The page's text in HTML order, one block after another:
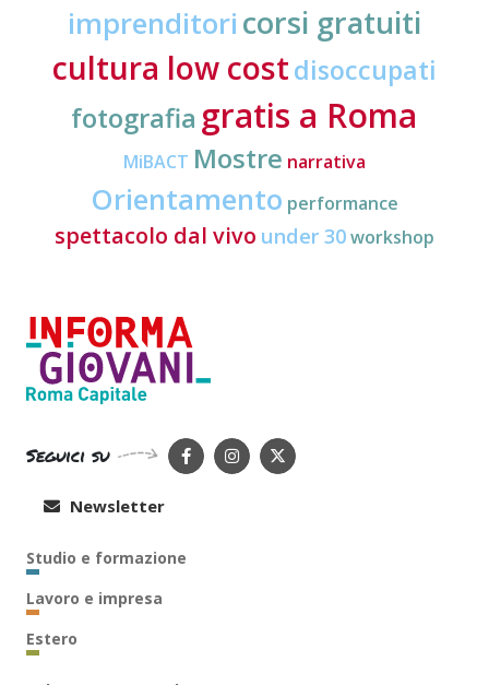
imprenditori corsi gratuiti
cultura low costdisoccupati
fotografia gratis a Roma
MiBACT Mostre narrativa
Orientamento performance
spettacolo dal vivo under 30workshop
Seguici su
Newsletter
Studio e formazione
Lavoro e impresa
Estero